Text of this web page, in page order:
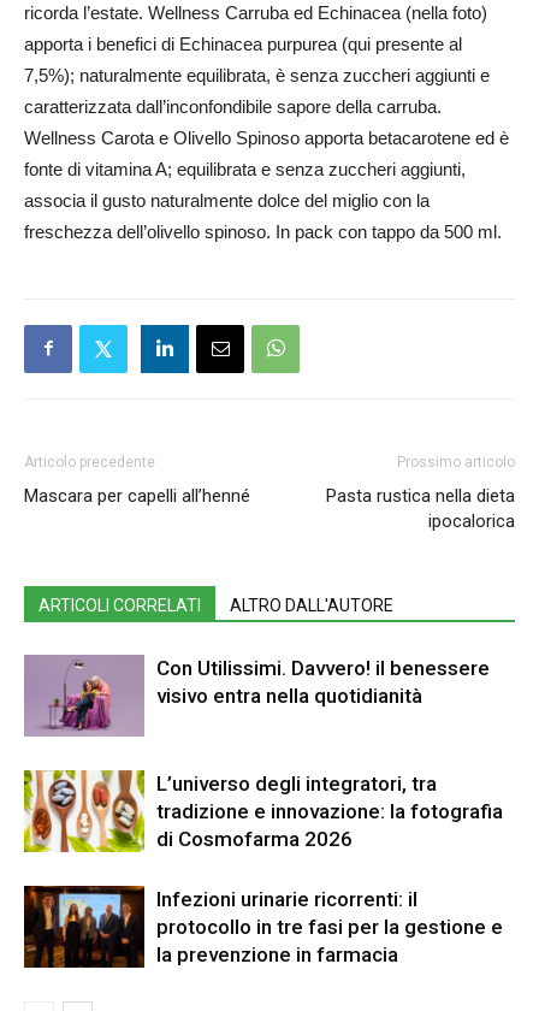
ricorda l’estate. Wellness Carruba ed Echinacea (nella foto)
apporta i benefici di Echinacea purpurea (qui presente al
7,5%); naturalmente equilibrata, è senza zuccheri aggiunti e
caratterizzata dall’inconfondibile sapore della carruba.
Wellness Carota e Olivello Spinoso apporta betacarotene ed è
fonte di vitamina A; equilibrata e senza zuccheri aggiunti,
associa il gusto naturalmente dolce del miglio con la
freschezza dell’olivello spinoso. In pack con tappo da 500 ml.
Articolo precedente
Mascara per capelli all’henné
Prossimo articolo
Pasta rustica nella dieta
ipocalorica
ARTICOLI CORRELATI ALTRO DALL'AUTORE
Con Utilissimi. Davvero! il benessere
visivo entra nella quotidianità
L’universo degli integratori, tra
tradizione e innovazione: la fotografia
di Cosmofarma 2026
Infezioni urinarie ricorrenti: il
protocollo in tre fasi per la gestione e
la prevenzione in farmacia